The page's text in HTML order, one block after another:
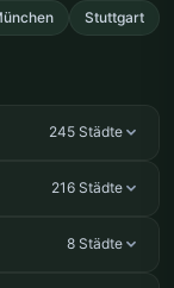
Stuttgart
245 Städte
216 Städte
8 Städte